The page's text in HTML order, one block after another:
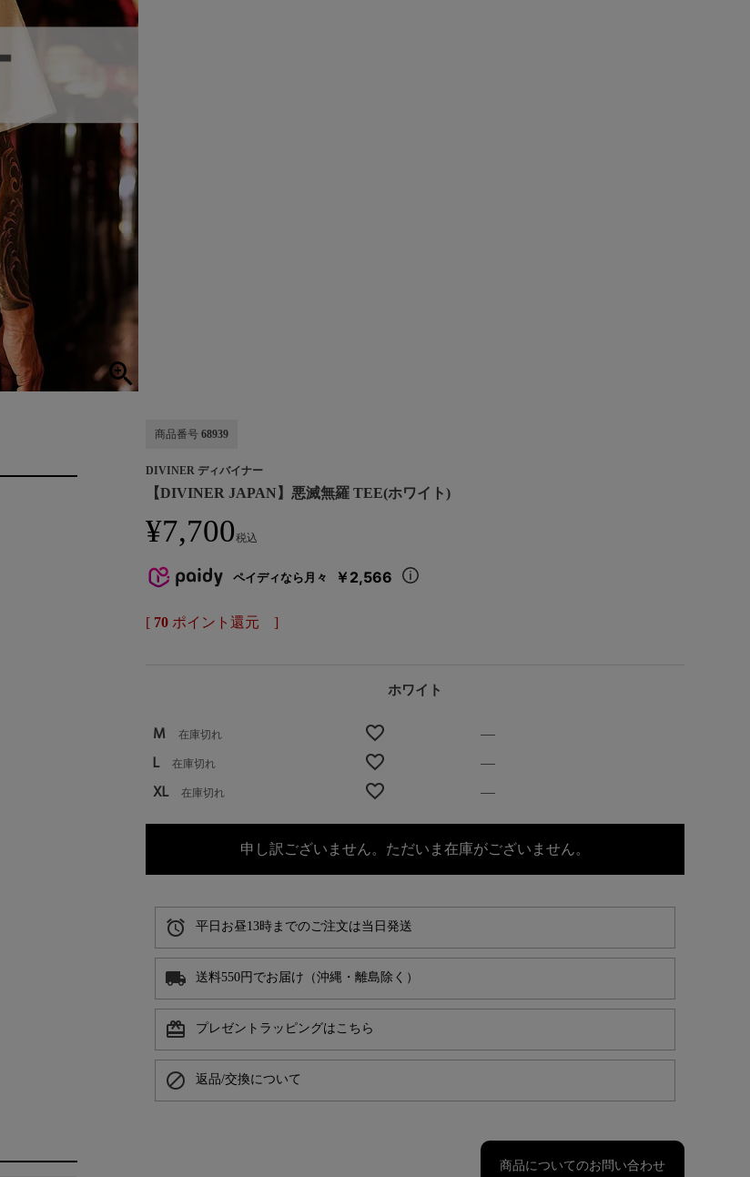
商品番号 68939
DIVINER ディバイナー
【DIVINER JAPAN】悪滅無羅 TEE(ホワイト)
¥7,700税込
ペイディなら月々 ￥2,566
[ 70 ポイント還元 ]
ホワイト
M 在庫切れ —
L 在庫切れ —
XL 在庫切れ —
申し訳ございません。ただいま在庫がございません。
alarm 平日お昼13時までのご注文は当日発送
local_shipping 送料550円でお届け（沖縄・離島除く）
card_giftcard プレゼントラッピングはこちら
block 返品/交換について
商品についてのお問い合わせ